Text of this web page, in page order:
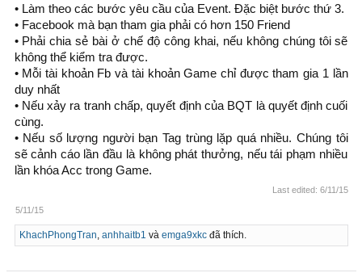
• Làm theo các bước yêu cầu của Event. Đặc biệt bước thứ 3.
• Facebook mà bạn tham gia phải có hơn 150 Friend
• Phải chia sẻ bài ở chế độ công khai, nếu không chúng tôi sẽ
không thể kiểm tra được.
• Mỗi tài khoản Fb và tài khoản Game chỉ được tham gia 1 lần
duy nhất
• Nếu xảy ra tranh chấp, quyết định của BQT là quyết định cuối
cùng.
• Nếu số lượng người bạn Tag trùng lặp quá nhiều. Chúng tôi
sẽ cảnh cáo lần đầu là không phát thưởng, nếu tái phạm nhiều
lần khóa Acc trong Game.
Last edited: 6/11/15
5/11/15
KhachPhongTran, anhhaitb1 và emga9xkcđã thích.